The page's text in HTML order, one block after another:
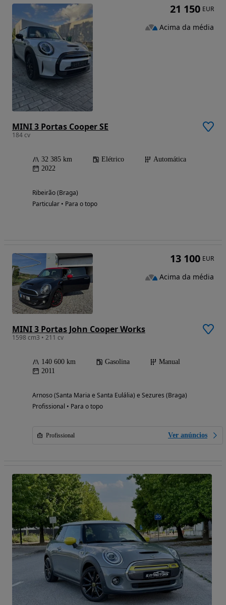
MINI 3 Portas Cooper SE
184 cv
32 385 km Elétrico
Automática
2022
Ribeirão (Braga)
Particular • Para o topo
21 150 EUR
Acima da média
MINI 3 Portas John Cooper Works
1598 cm3 • 211 cv
140 600 km Gasolina
Manual
2011
Arnoso (Santa Maria e Santa Eulália) e Sezures (Braga)
Profissional • Para o topo
Profissional Ver anúncios
13 100 EUR
Acima da média